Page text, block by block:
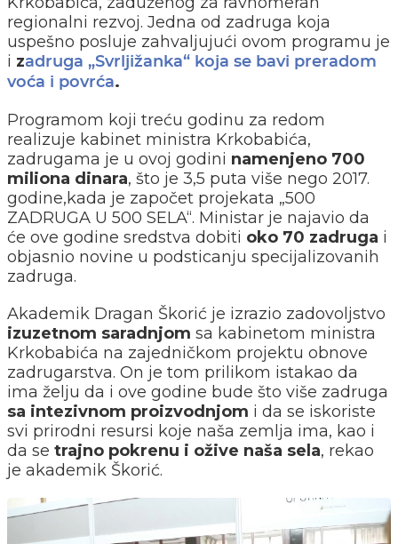
regionalni rezvoj. Jedna od zadruga koja
uspešno posluje zahvaljujući ovom programu je
i zadruga „Svrljižanka“ koja se bavi preradom
voća i povrća.
Programom koji treću godinu za redom
realizuje kabinet ministra Krkobabića,
zadrugama je u ovoj godini namenjeno 700
miliona dinara, što je 3,5 puta više nego 2017.
godine,kada je započet projekata „500
ZADRUGA U 500 SELA“. Ministar je najavio da
će ove godine sredstva dobiti oko 70 zadruga i
objasnio novine u podsticanju specijalizovanih
zadruga.
Akademik Dragan Škorić je izrazio zadovoljstvo
izuzetnom saradnjom sa kabinetom ministra
Krkobabića na zajedničkom projektu obnove
zadrugarstva. On je tom prilikom istakao da
ima želju da i ove godine bude što više zadruga
sa intezivnom proizvodnjom i da se iskoriste
svi prirodni resursi koje naša zemlja ima, kao i
da se trajno pokrenu i ožive naša sela, rekao
je akademik Škorić.